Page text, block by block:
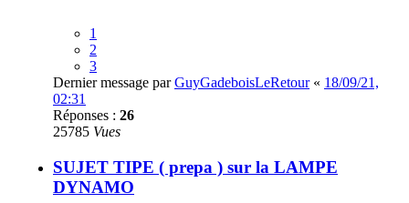
1
2
3
Dernier message parGuyGadeboisLeRetour« 18/09/21,
02:31
Réponses : 26
25785 Vues
SUJET TIPE ( prepa ) sur la LAMPE
DYNAMO